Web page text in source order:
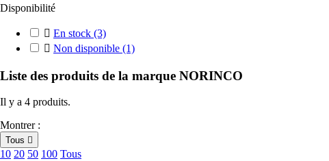
Disponibilité
 En stock (3)
 Non disponible (1)
Liste des produits de la marque NORINCO
Il y a 4 produits.
Montrer :
Tous 
10 20 50 100 Tous